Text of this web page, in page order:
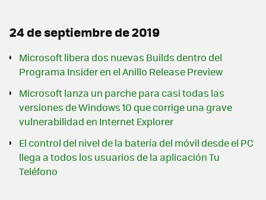
24 de septiembre de 2019
Microsoft libera dos nuevas Builds dentro del
Programa Insider en el Anillo Release Preview
Microsoft lanza un parche para casi todas las
versiones de Windows 10 que corrige una grave
vulnerabilidad en Internet Explorer
El control del nivel de la batería del móvil desde el PC
llega a todos los usuarios de la aplicación Tu
Teléfono